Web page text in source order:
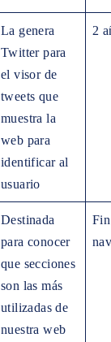
La genera
Twitter para
el visor de
tweets que
muestra la
web para
identificar al
usuario
2
Destinada
para conocer
que secciones
son las más
utilizadas de
nuestra web